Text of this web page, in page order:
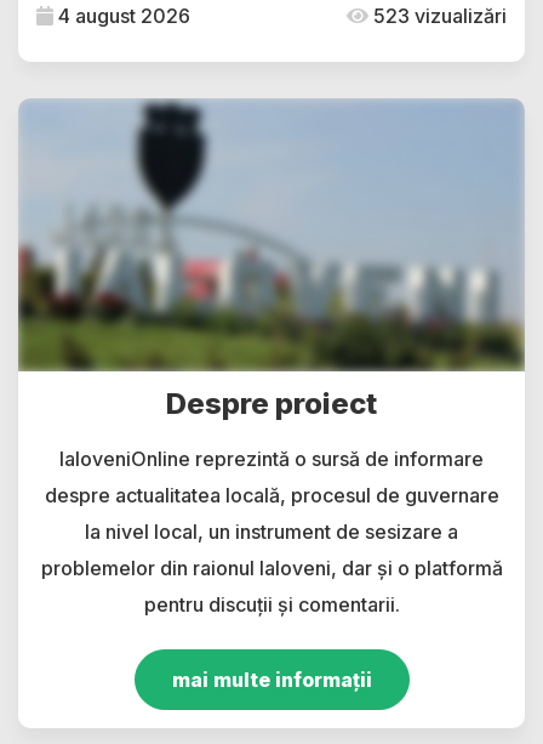
4 august 2026 523 vizualizări
Despre proiect
IaloveniOnline reprezintă o sursă de informare
despre actualitatea locală, procesul de guvernare
la nivel local, un instrument de sesizare a
problemelor din raionul Ialoveni, dar și o platformă
pentru discuții și comentarii.
mai multe informații